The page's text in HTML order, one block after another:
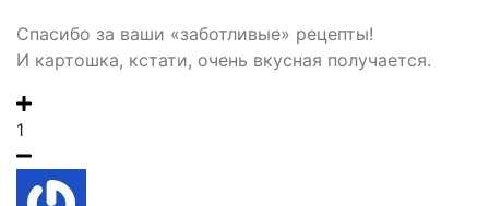
Спасибо за ваши «заботливые» рецепты!
И картошка, кстати, очень вкусная получается.
1